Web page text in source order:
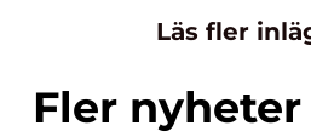
Läs fler
Fler nyheter